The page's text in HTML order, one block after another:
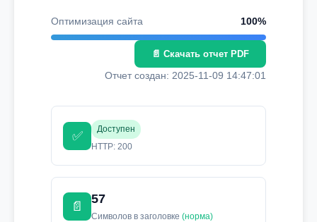
Оптимизация сайта 100%
📄 Скачать отчет PDF
Отчет создан: 2025-11-09 14:47:01
✅
Доступен
HTTP: 200
📄
57
Символов в заголовке (норма)